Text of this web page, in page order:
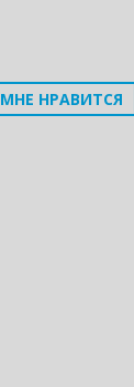
МНЕ НРАВИТСЯ